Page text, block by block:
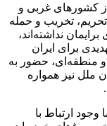
کشورهای غربی و
تحریم، تخریب و حمله
نداشته‌اند،
برای ایران
و منطقه‌ای، حضور به
ملل نیز همواره
وجود ارتباط با